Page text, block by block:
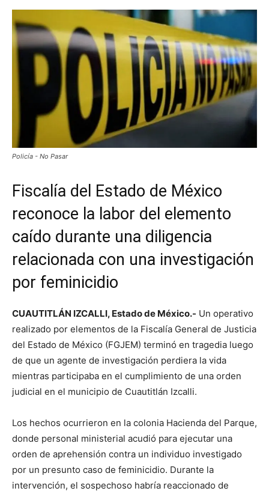
Policía - No Pasar
Fiscalía del Estado de México
reconoce la labor del elemento
caído durante una diligencia
relacionada con una investigación
por feminicidio
CUAUTITLÁN IZCALLI, Estado de México.- Un operativo
realizado por elementos de la Fiscalía General de Justicia
del Estado de México (FGJEM) terminó en tragedia luego
de que un agente de investigación perdiera la vida
mientras participaba en el cumplimiento de una orden
judicial en el municipio de Cuautitlán Izcalli.
Los hechos ocurrieron en la colonia Hacienda del Parque,
donde personal ministerial acudió para ejecutar una
orden de aprehensión contra un individuo investigado
por un presunto caso de feminicidio. Durante la
intervención, el sospechoso habría reaccionado de